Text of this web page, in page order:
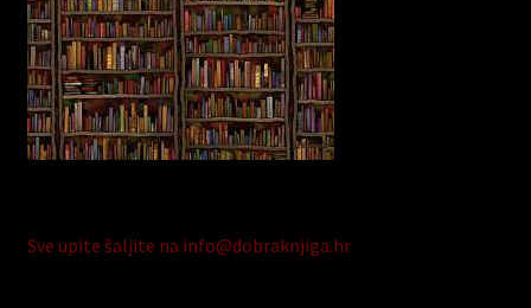
Sve upite šaljite na info@dobraknjiga.hr